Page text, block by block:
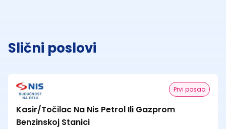
Slični poslovi
Prvi posao
Kasir/Točilac Na Nis Petrol Ili Gazprom
Benzinskoj Stanici